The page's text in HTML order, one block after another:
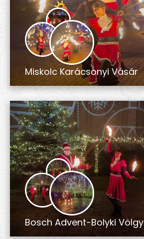
Miskolc Karácsonyi Vásár
Bosch Advent-Bolyki Völgy